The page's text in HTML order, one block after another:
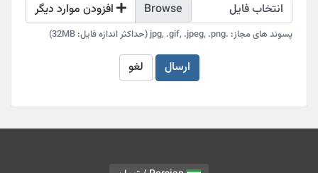
انتخاب فایل
پسوند های مجاز: .jpg, .gif, .jpeg, .png (حداکثر اندازه فایل: 32MB)
ارسال لغو